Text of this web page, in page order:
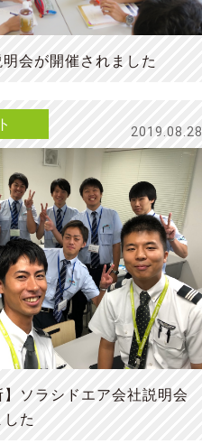
会が開催されました
2019.08.28
】ソラシドエア会社説明会
た